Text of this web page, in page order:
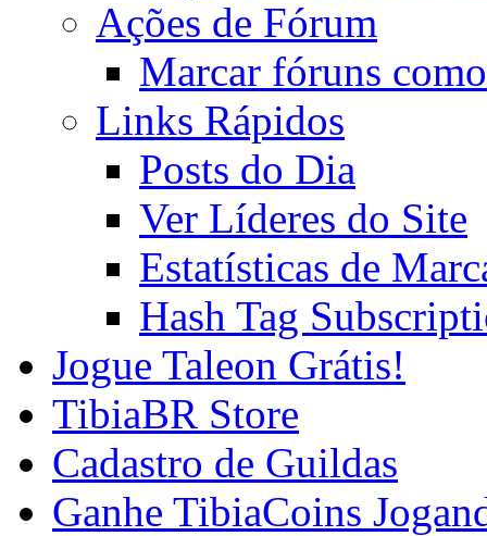
Ações de Fórum
Marcar fóruns
Links Rápidos
Posts do Dia
Ver Líderes do Site
Estatísticas de
Hash Tag
Jogue Taleon Grátis!
TibiaBR Store
Cadastro de Guildas
Ganhe TibiaCoins